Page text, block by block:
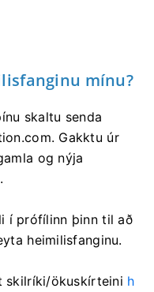
mínu?
skaltu senda
. Gakktu úr
og nýja
í prófílinn þinn til að
heimilisfanginu.
skilríki/ökuskírteini h